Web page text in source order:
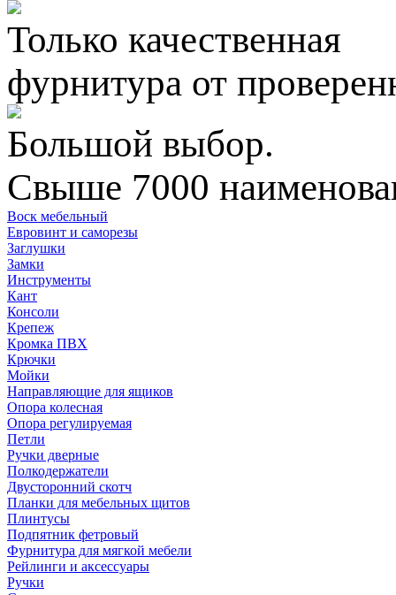
Только качественная
фурнитура от
Большой выбор.
Свыше 7000
Воск мебельный
Евровинт и саморезы
Заглушки
Замки
Инструменты
Кант
Консоли
Крепеж
Кромка ПВХ
Крючки
Мойки
Направляющие для ящиков
Опора колесная
Опора регулируемая
Петли
Ручки дверные
Полкодержатели
Двусторонний скотч
Планки для мебельных щитов
Плинтусы
Подпятник фетровый
Фурнитура для мягкой мебели
Рейлинги и аксессуары
Ручки